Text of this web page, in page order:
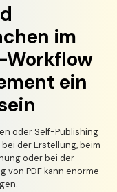
Anmelden
im
ein
oder Self-Publishing
der Erstellung, beim
oder bei der
von PDF kann enorme